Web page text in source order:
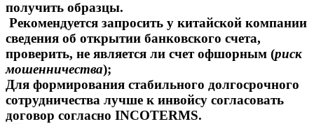
получить образцы.
Рекомендуется запросить у китайской компании
сведения об открытии банковского счета,
проверить, не является ли счет офшорным (риск
мошенничества);
Для формирования стабильного долгосрочного
сотрудничества лучше к инвойсу согласовать
договор согласно INCOTERMS.